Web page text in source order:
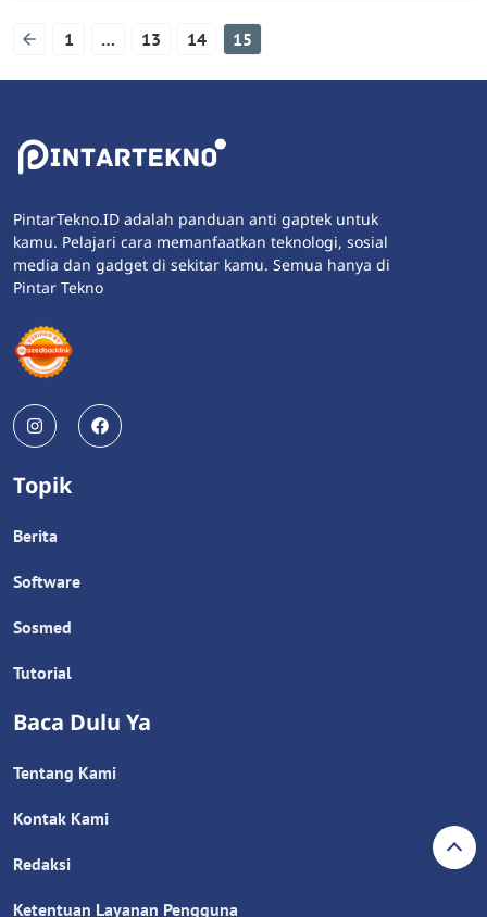
1 … 13 14 15
PintarTekno.ID adalah panduan anti gaptek untuk
kamu. Pelajari cara memanfaatkan teknologi, sosial
media dan gadget di sekitar kamu. Semua hanya di
Pintar Tekno
Topik
Berita
Software
Sosmed
Tutorial
Baca Dulu Ya
Tentang Kami
Kontak Kami
Redaksi
Ketentuan Layanan Pengguna